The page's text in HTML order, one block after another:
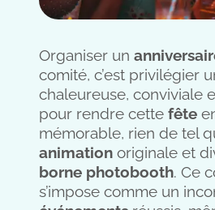
Organiser un
comité, c’est privilégier
chaleureuse, conviviale
pour rendre cette fête
mémorable, rien de tel
animation originale et
borne photobooth. Ce
s’impose comme un